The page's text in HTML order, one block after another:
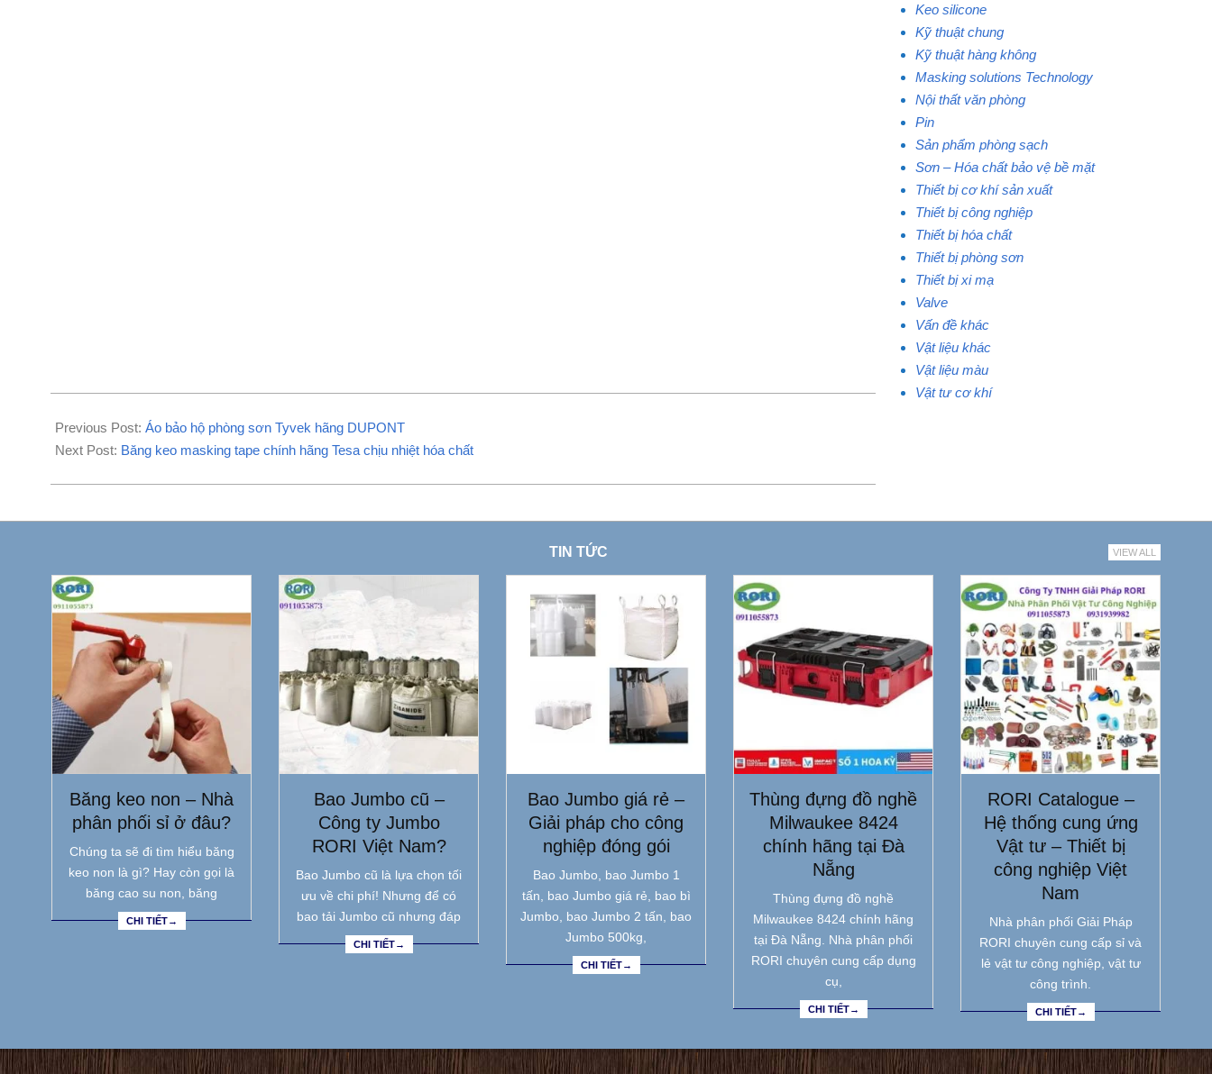
08-
15
Previous Post: Áo bảo hộ phòng sơn Tyvek hãng DUPONT
Next Post: Băng keo masking tape chính hãng Tesa chịu nhiệt hóa chất
Keo silicone
Kỹ thuật chung
Kỹ thuật hàng không
Masking solutions Technology
Nội thất văn phòng
Pin
Sản phẩm phòng sạch
Sơn – Hóa chất bảo vệ bề mặt
Thiết bị cơ khí sản xuất
Thiết bị công nghiệp
Thiết bị hóa chất
Thiết bị phòng sơn
Thiết bị xi mạ
Valve
Vấn đề khác
Vật liệu khác
Vật liệu màu
Vật tư cơ khí
TIN TỨC VIEW ALL
Băng keo non – Nhà
phân phối sỉ ở đâu?
Chúng ta sẽ đi tìm hiểu băng
keo non là gì? Hay còn gọi là
băng cao su non, băng
CHI TIẾT→
Bao Jumbo cũ –
Công ty Jumbo
RORI Việt Nam?
Bao Jumbo cũ là lựa chọn tối
ưu về chi phí! Nhưng để có
bao tải Jumbo cũ nhưng đáp
CHI TIẾT→
Bao Jumbo giá rẻ –
Giải pháp cho công
nghiệp đóng gói
Bao Jumbo, bao Jumbo 1
tấn, bao Jumbo giá rẻ, bao bì
Jumbo, bao Jumbo 2 tấn, bao
Jumbo 500kg,
CHI TIẾT→
Thùng đựng đồ nghề
Milwaukee 8424
chính hãng tại Đà
Nẵng
Thùng đựng đồ nghề
Milwaukee 8424 chính hãng
tại Đà Nẵng. Nhà phân phối
RORI chuyên cung cấp dụng
cụ,
CHI TIẾT→
RORI Catalogue –
Hệ thống cung ứng
Vật tư – Thiết bị
công nghiệp Việt
Nam
Nhà phân phối Giải Pháp
RORI chuyên cung cấp sỉ và
lẻ vật tư công nghiệp, vật tư
công trình.
CHI TIẾT→